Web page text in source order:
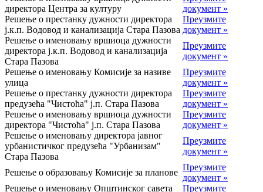
директора Центра за културу
документ »
Решење о престанку дужности директора
ј.к.п. Водовод и канализација Стара Пазова
Преузмите
документ »
Решење о именовању вршиоца дужности
директора ј.к.п. Водовод и канализација
Стара Пазова
Преузмите
документ »
Решење о именовању Комисије за називе
улица
Преузмите
документ »
Решење о престанку дужности директора
предузећа "Чистоћа" ј.п. Стара Пазова
Преузмите
документ »
Решење о именовању вршиоца дужности
директора "Чистоћа" ј.п. Стара Пазова
Преузмите
документ »
Решење о именовању директора јавног
урбанистичког предузећа "Урбанизам"
Стара Пазова
Преузмите
документ »
Решење о образовању Комисије за планове
Преузмите
документ »
Решење о именовању Општинског савета
Преузмите